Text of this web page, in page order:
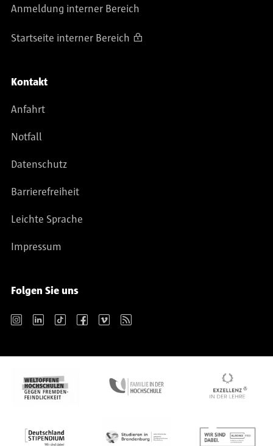
Anmeldung interner Bereich
Startseite interner Bereich
Kontakt
Anfahrt
Notfall
Datenschutz
Barrierefreiheit
Leichte Sprache
Impressum
Folgen Sie uns
Instagram LinkedIn TikTok Facebook Vimeo RSS